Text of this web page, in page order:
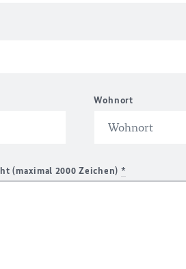
Wohnort
(maximal 2000 Zeichen) *